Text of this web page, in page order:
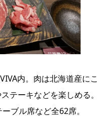
内。肉は北海道産にこ
テーキなどを楽しめる。
ブル席など全62席。